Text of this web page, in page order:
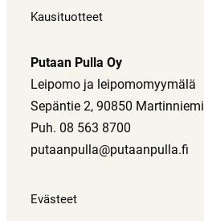
Kausituotteet
Putaan Pulla Oy
Leipomo ja leipomomyymälä
Sepäntie 2, 90850 Martinniemi
Puh. 08 563 8700
putaanpulla@putaanpulla.fi
Evästeet